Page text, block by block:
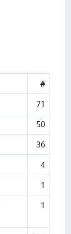
#
71
50
36
4
1
1